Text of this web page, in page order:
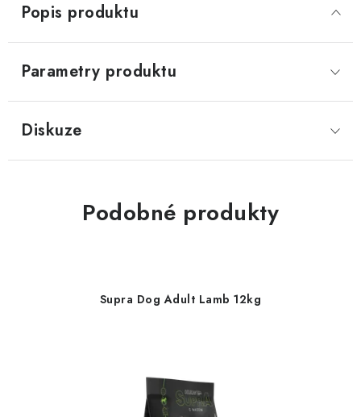
Popis produktu
Parametry produktu
Diskuze
Podobné produkty
Supra Dog Adult Lamb 12kg